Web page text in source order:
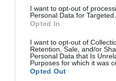
I want to opt-out of
Personal Data for Targeted
Opted In
I want to opt-out of
Retention, Sale, and/or
Personal Data that Is
Purposes for which it was
Opted Out
πρώην
Πολωνία: